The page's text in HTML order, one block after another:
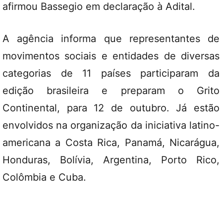
afirmou Bassegio em declaração à Adital.
A agência informa que representantes de
movimentos sociais e entidades de diversas
categorias de 11 países participaram da
edição brasileira e preparam o Grito
Continental, para 12 de outubro. Já estão
envolvidos na organização da iniciativa latino-
americana a Costa Rica, Panamá, Nicarágua,
Honduras, Bolívia, Argentina, Porto Rico,
Colômbia e Cuba.